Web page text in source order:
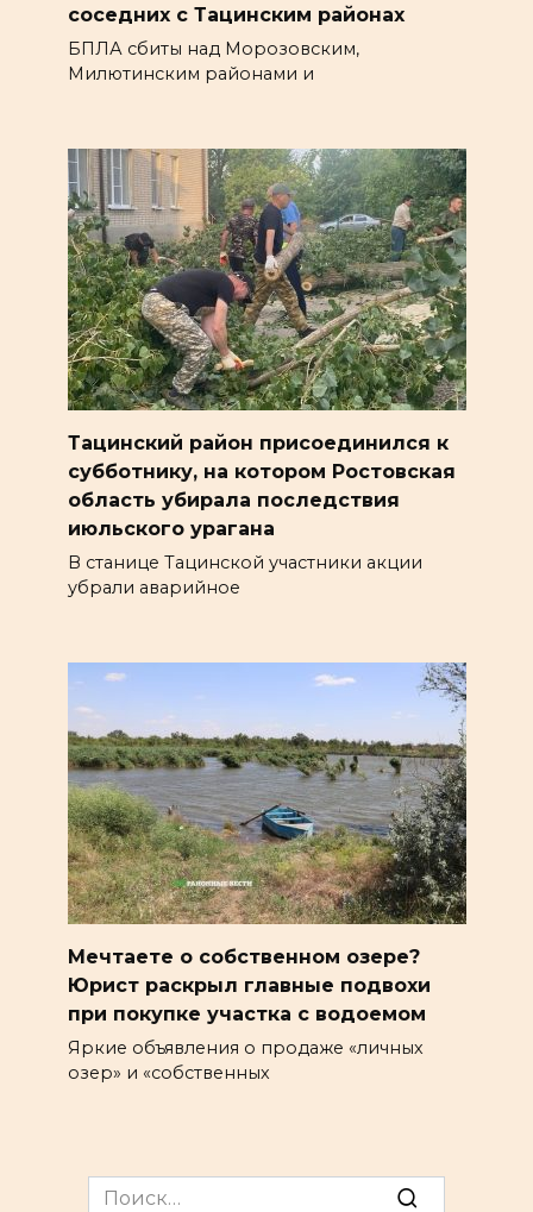
соседних с Тацинским районах
БПЛА сбиты над Морозовским,
Милютинским районами и
Тацинский район присоединился к
субботнику, на котором Ростовская
область убирала последствия
июльского урагана
В станице Тацинской участники акции
убрали аварийное
Мечтаете о собственном озере?
Юрист раскрыл главные подвохи
при покупке участка с водоемом
Яркие объявления о продаже «личных
озер» и «собственных
Search